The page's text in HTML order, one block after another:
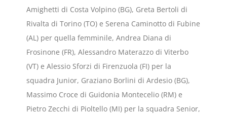
Amighetti di Costa Volpino (BG), Greta Bertoli di
Rivalta di Torino (TO) e Serena Caminotto di Fubine
(AL) per quella femminile, Andrea Diana di
Frosinone (FR), Alessandro Materazzo di Viterbo
(VT) e Alessio Sforzi di Firenzuola (FI) per la
squadra Junior, Graziano Borlini di Ardesio (BG),
Massimo Croce di Guidonia Montecelio (RM) e
Pietro Zecchi di Pioltello (MI) per la squadra Senior,